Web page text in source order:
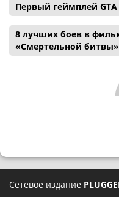
Первый геймплей
8 лучших боев в
«Смертельной
Сетевое издание